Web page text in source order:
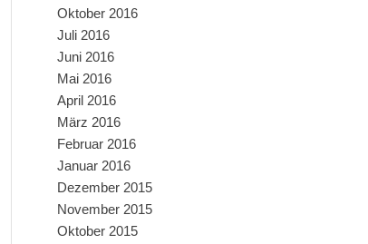
Oktober 2016
Juli 2016
Juni 2016
Mai 2016
April 2016
März 2016
Februar 2016
Januar 2016
Dezember 2015
November 2015
Oktober 2015